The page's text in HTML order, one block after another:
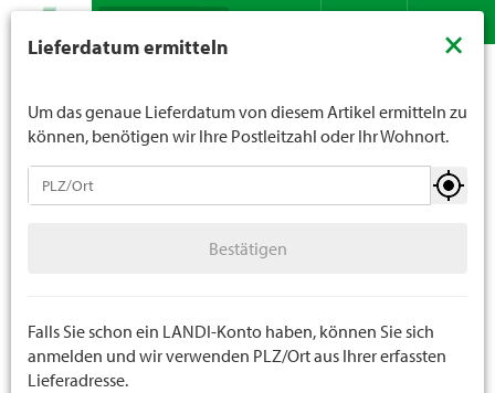
Suche
Handschuhe
Einweghandschuhe
Lieferdatum ermitteln ×
Um das genaue Lieferdatum von diesem Artikel ermitteln zu
können, benötigen wir Ihre Postleitzahl oder Ihr Wohnort.
Bestätigen
Falls Sie schon ein LANDI-Konto haben, können Sie sich
anmelden und wir verwenden PLZ/Ort aus Ihrer erfassten
Lieferadresse.
unter 16 Jahren. Für Spirituosen gilt die Altersgrenze von
Sie uns verbindlich Ihr Alter an.